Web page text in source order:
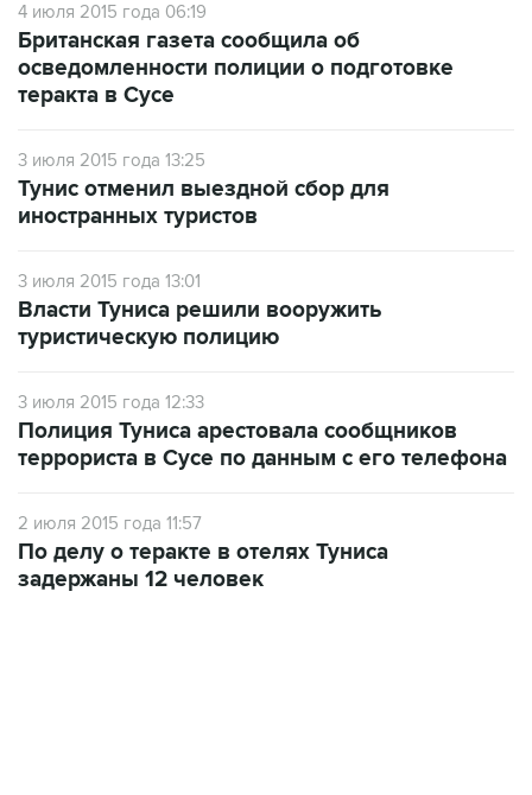
4 июля 2015 года 06:19
Британская газета сообщила об
осведомленности полиции о подготовке
теракта в Сусе
3 июля 2015 года 13:25
Тунис отменил выездной сбор для
иностранных туристов
3 июля 2015 года 13:01
Власти Туниса решили вооружить
туристическую полицию
3 июля 2015 года 12:33
Полиция Туниса арестовала сообщников
террориста в Сусе по данным с его телефона
2 июля 2015 года 11:57
По делу о теракте в отелях Туниса
задержаны 12 человек